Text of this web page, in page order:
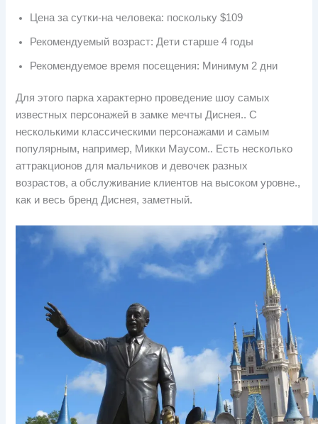
Цена за сутки-на человека: поскольку $109
Рекомендуемый возраст: Дети старше 4 годы
Рекомендуемое время посещения: Минимум 2 дни
Для этого парка характерно проведение шоу самых
известных персонажей в замке мечты Диснея.. С
несколькими классическими персонажами и самым
популярным, например, Микки Маусом.. Есть несколько
аттракционов для мальчиков и девочек разных
возрастов, а обслуживание клиентов на высоком уровне.,
как и весь бренд Диснея, заметный.